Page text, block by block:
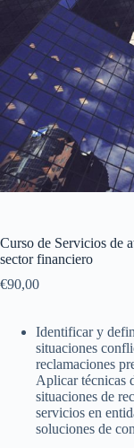
Curso de Servicios de
sector financiero
€90,00
Identificar y
situaciones
reclamaciones
Aplicar técnicas
situaciones de
servicios en
soluciones de